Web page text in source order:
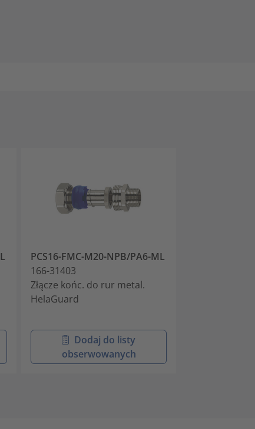
PCS16-FMC-M20-NPB/PA6-ML
166-31403
Złącze końc. do rur metal.
HelaGuard
Dodaj do listy
obserwowanych